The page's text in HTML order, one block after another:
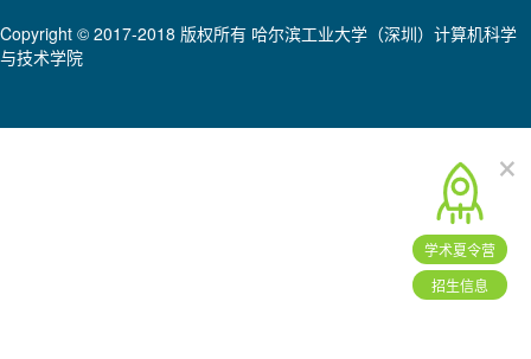
Copyright © 2017-2018 版权所有 哈尔滨工业大学（深圳）计算机科学
与技术学院
×
学术夏令营
招生信息